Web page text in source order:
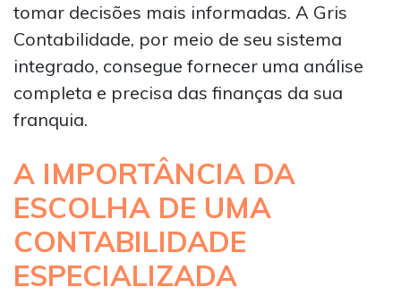
tomar decisões mais informadas. A Gris
Contabilidade, por meio de seu sistema
integrado, consegue fornecer uma análise
completa e precisa das finanças da sua
franquia.
A IMPORTÂNCIA DA
ESCOLHA DE UMA
CONTABILIDADE
ESPECIALIZADA